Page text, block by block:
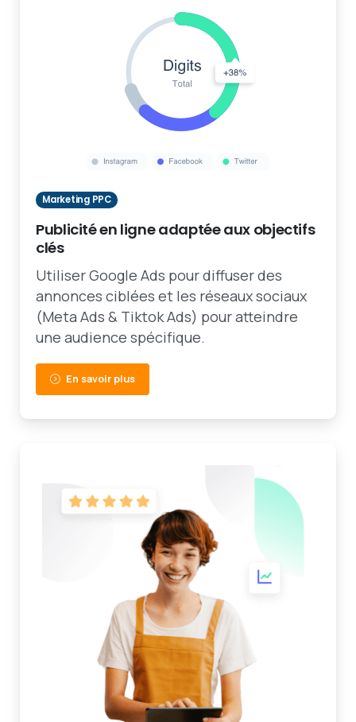
Marketing PPC
Publicité en ligne adaptée aux objectifs
clés
Utiliser Google Ads pour diffuser des
annonces ciblées et les réseaux sociaux
(Meta Ads & Tiktok Ads) pour atteindre
une audience spécifique.
En savoir plus